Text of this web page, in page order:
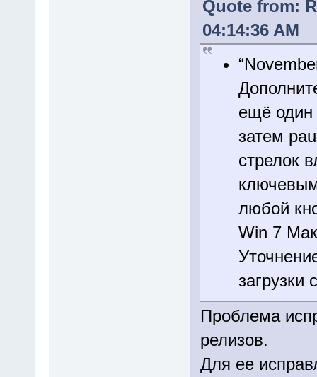
Quote from:
04:14:36 AM
ещё один
затем
стрелок
любой
Win 7
загрузки
Проблема
релизов.
Для ее